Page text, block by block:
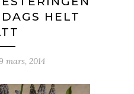
HELT
mars, 2014